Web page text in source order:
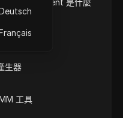
器 User Agent 是什麼
码生成器
生器
工具